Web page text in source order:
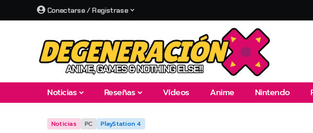
Conectarse / Registrase
Noticias Reseñas Vídeos Anime Nintendo
Noticias PC PlayStation 4